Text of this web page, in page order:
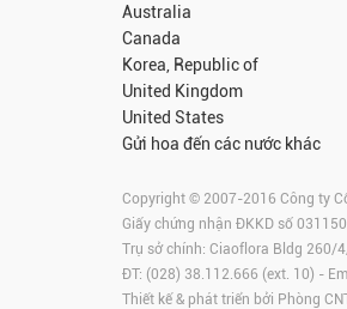
Australia
Canada
Korea, Republic of
United Kingdom
United States
Gửi hoa đến các nước khác
Copyright © 2007-2016 Công ty
Giấy chứng nhận ĐKKD số
Trụ sở chính: Ciaoflora Bldg 260/
ĐT: (028) 38.112.666 (ext. 10) -
Thiết kế & phát triển bởi Phòng